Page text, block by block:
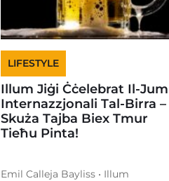
LIFESTYLE
Illum Jiġi Ċċelebrat Il-Jum
Internazzjonali Tal-Birra –
Skuża Tajba Biex Tmur
Tieħu Pinta!
Emil Calleja Bayliss • Illum